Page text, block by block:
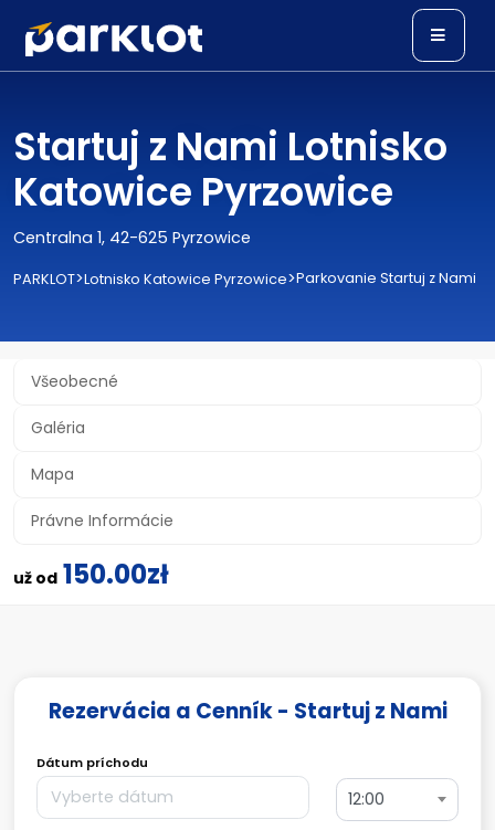
Startuj z Nami Lotnisko
Katowice Pyrzowice
Centralna 1, 42-625 Pyrzowice
PARKLOT>Lotnisko Katowice Pyrzowice>Parkovanie Startuj z Nami
Všeobecné
Galéria
Mapa
Právne Informácie
už od 150.00zł
Rezervácia a Cenník - Startuj z Nami
Dátum príchodu
12:00